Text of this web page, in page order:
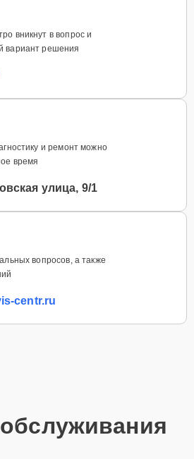
вникнут в вопрос и
вариант решения
и ремонт можно
время
улица, 9/1
вопросов, а также
centr.ru